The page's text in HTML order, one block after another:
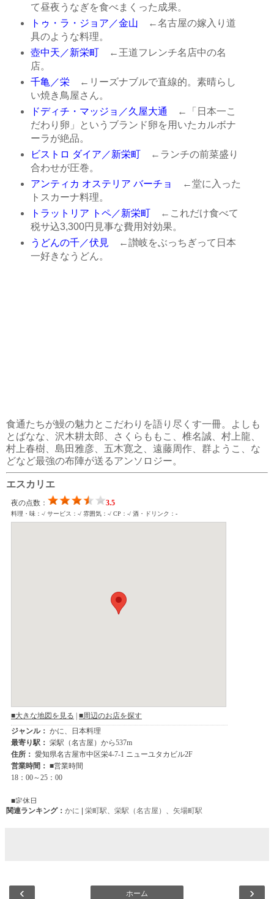
て昼夜うなぎを食べまくった成果。
トゥ・ラ・ジョア／金山 ←名古屋の嫁入り道
具のような料理。
壺中天／新栄町←王道フレンチ名店中の名
店。
千亀／栄←リーズナブルで直線的。素晴らし
い焼き鳥屋さん。
ドディチ・マッジョ／久屋大通 ←「日本一こ
だわり卵」というブランド卵を用いたカルボナ
ーラが絶品。
ビストロ ダイア／新栄町←ランチの前菜盛り
合わせが圧巻。
アンティカ オステリア バーチョ
←堂に入った
トスカーナ料理。
トラットリア トペ／新栄町←これだけ食べて
税サ込3,300円見事な費用対効果。
うどんの千／伏見 ←讃岐をぶっちぎって日本
一好きなうどん。
食通たちが鰻の魅力とこだわりを語り尽くす一冊。よしも
とばなな、沢木耕太郎、さくらももこ、椎名誠、村上龍、
村上春樹、島田雅彦、五木寛之、遠藤周作、群ようこ、な
どなど最強の布陣が送るアンソロジー。
エスカリエ
関連ランキング： かに | 栄町駅、 栄駅（名古屋） 、 矢場町駅
‹ ›
ホーム